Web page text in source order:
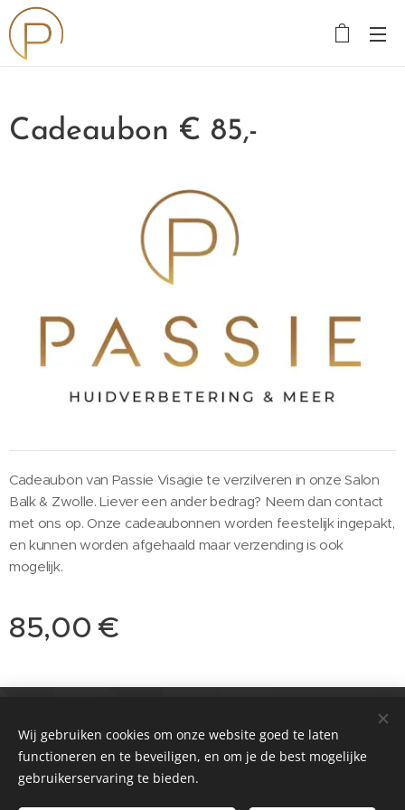
Cadeaubon € 85,-
Cadeaubon van Passie Visagie te verzilveren in onze Salon
Balk & Zwolle. Liever een ander bedrag? Neem dan contact
met ons op. Onze cadeaubonnen worden feestelijk ingepakt,
en kunnen worden afgehaald maar verzending is ook
mogelijk.
85,00 €
Passie huidverbetering & Meer
Zwolle & Balk
Cookies
Wij gebruiken cookies om onze website goed te laten
functioneren en te beveiligen, en om je de best mogelijke
gebruikerservaring te bieden.